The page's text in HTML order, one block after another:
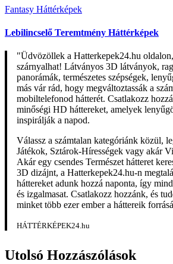
Fantasy Háttérképek
Lebilincselő Teremtmény Háttérképek
"Üdvözöllek a Hatterkepek24.hu
szárnyalhat! Látványos 3D látványok,
panorámák, természetes szépségek,
más vár rád, hogy megváltoztassák a
mobiltelefonod hátterét. Csatlakozz
minőségi HD háttereket, amelyek
inspirálják a napod.
Válassz a számtalan kategóriánk közül,
Játékok, Sztárok-Hírességek vagy akár
Akár egy csendes Természet hátteret
3D dizájnt, a Hatterkepek24.hu-n
háttereket adunk hozzá naponta, így
és izgalmasat. Csatlakozz hozzánk, és
minket több ezer ember a háttereik
HÁTTÉRKÉPEK24.hu
Utolsó Hozzászólások